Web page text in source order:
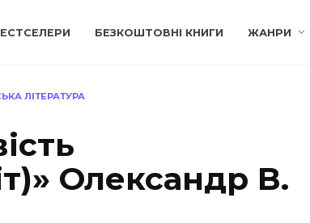
БЕЗКОШТОВНІ КНИГИ ЖАНРИ
ЛІТЕРАТУРА
Олександр В.